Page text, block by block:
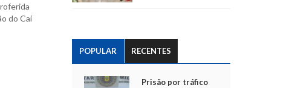
do Caí
POPULAR RECENTES
Prisão por tráfico